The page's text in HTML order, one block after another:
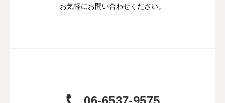
お気軽にお問い合わせください。